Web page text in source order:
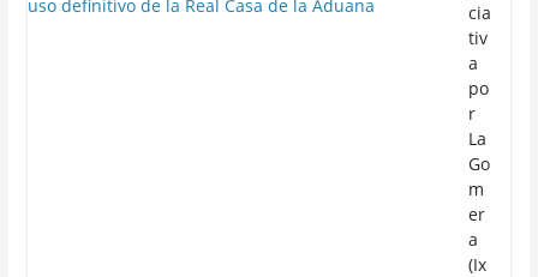
cia
tiv
a
po
r
La
Go
m
er
a
(Ix